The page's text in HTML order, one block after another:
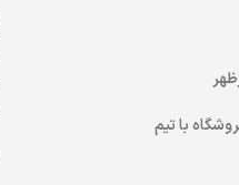
با تیم